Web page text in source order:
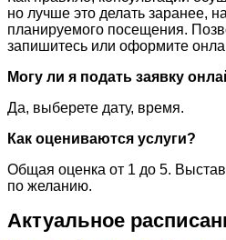
но лучше это делать заранее,
планируемого посещения.
запишитесь или оформите
Могу ли я подать заявку
Да, выберете дату, время.
Как оцениваются услуги?
Общая оценка от 1 до 5.
по желанию.
Актуальное